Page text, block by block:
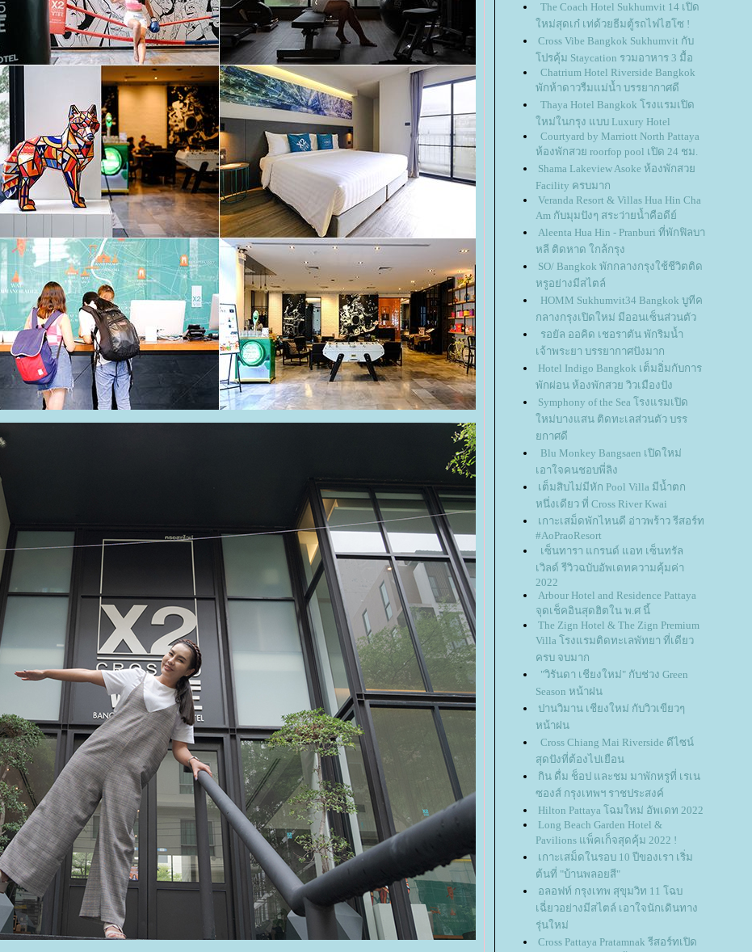
The Coach Hotel Sukhumvit 14 เปิด
หม่สุดเก๋ เท่ด้วยธีมตู้รถไฟไฮโซ !
Cross Vibe Bangkok Sukhumvit กับ
ปรคุ้ม Staycation รวมอาหาร 3 มื้อ
Chatrium Hotel Riverside Bangkok
พักห้าดาวรืมแม่น้ำ บรรยากาศดี
Thaya Hotel Bangkok โรงแรมเปิด
หม่ในกรุง แบบ Luxury Hotel
Courtyard by Marriott North Pattaya
ห้องพักสวย roorfop pool เปิด 24 ชม.
Shama Lakeview Asoke ห้องพักสว
Facility ครบมาก
Veranda Resort & Villas Hua Hin Cha
Am กับมุมปังๆ สระว่ายน้ำคือดีย์
Aleenta Hua Hin - Pranburi ที่พักฟิลบา
หลี ติดหาด ใกล้กรุง
SO/ Bangkok พักกลางกรุงใช้ชีวิตติด
หรูอย่างมีสไตล์
HOMM Sukhumvit34 Bangkok บูทีค
กลางกรุงเปิดใหม่ มีออนเซ็นส่วนตัว
รอยัล ออคิด เชอราตัน พักริมน้ำ
เจ้าพระยา บรรยากาศปังมาก
Hotel Indigo Bangkok เต็มอิ่มกับการ
พักผ่อน ห้องพักสวย วิวเมืองปัง
Symphony of the Sea โรงแรมเปิด
หม่บางแสน ติดทะเลส่วนตัว บรร
กาศดี
Blu Monkey Bangsaen เปิดใหม่
เอาใจคนชอบพี่ลิง
เต็มสิบไม่มีหัก Pool Villa มีน้ำตก
หนึ่งเดียว ที่ Cross River Kwai
เกาะเสม็ดพักไหนดี อ่าวพร้าว รีสอร์ท
#AoPraoResort
เซ็นทารา แกรนด์ แอท เซ็นทรัล
เวิลด์ รีวิวฉบับอัพเดทความคุ้มค่า
2022
Arbour Hotel and Residence Pattaya
จุดเช็คอินสุดฮิตใน พ.ศ นี้
The Zign Hotel & The Zign Premium
Villa โรงแรมติดทะเลพัทยา ที่เดียว
ครบ จบมาก
"วิรันดา เชียงใหม่" กับช่วง Green
Season หน้าฝน
ปานวิมาน เชียงใหม่ กับวิวเขียวๆ
หน้าฝน
Cross Chiang Mai Riverside ดีไซน์
สุดปังที่ต้องไปเยือน
กิน ดื่ม ช็อป และชม มาพักหรูที่ เรเน
ซองส์ กรุงเทพฯ ราชประสงค์
Hilton Pattaya โฉมใหม่ อัพเดท 2022
Long Beach Garden Hotel &
Pavilions แพ็คเก็จสุดคุ้ม 2022 !
เกาะเสม็ดในรอบ 10 ปีของเรา เริ่ม
ต้นที่ "บ้านพลอยสี"
อลอฟท์ กรุงเทพ สุขุมวิท 11 โฉบ
เฉี่ยวอย่างมีสไตล์ เอาใจนักเดินทาง
รุ่นใหม่
Cross Pattaya Pratamnak รีสอร์ทเปิด